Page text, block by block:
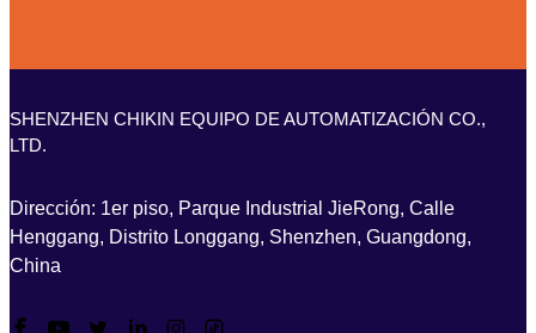
SHENZHEN CHIKIN EQUIPO DE AUTOMATIZACIÓN CO.,
LTD.
Dirección: 1er piso, Parque Industrial JieRong, Calle
Henggang, Distrito Longgang, Shenzhen, Guangdong,
China